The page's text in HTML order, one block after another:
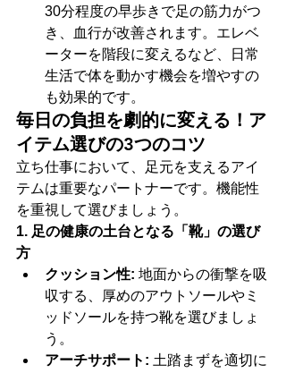
30分程度の早歩きで足の筋力がつ
き、血行が改善されます。エレベ
ーターを階段に変えるなど、日常
生活で体を動かす機会を増やすの
も効果的です。
毎日の負担を劇的に変える！ア
イテム選びの3つのコツ
立ち仕事において、足元を支えるアイ
テムは重要なパートナーです。機能性
を重視して選びましょう。
1. 足の健康の土台となる「靴」の選び
方
クッション性: 地面からの衝撃を吸
収する、厚めのアウトソールやミ
ッドソールを持つ靴を選びましょ
う。
アーチサポート: 土踏まずを適切に